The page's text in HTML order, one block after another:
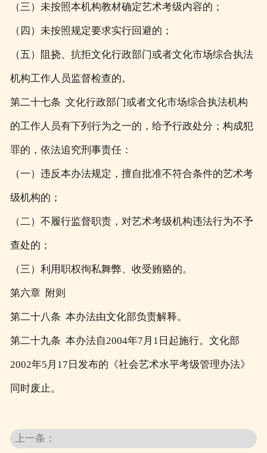
（三）未按照本机构教材确定艺术考级内容的；
（四）未按照规定要求实行回避的；
（五）阻挠、抗拒文化行政部门或者文化市场综合执法
机构工作人员监督检查的。
第二十七条 文化行政部门或者文化市场综合执法机构
的工作人员有下列行为之一的，给予行政处分；构成犯
罪的，依法追究刑事责任：
（一）违反本办法规定，擅自批准不符合条件的艺术考
级机构的；
（二）不履行监督职责，对艺术考级机构违法行为不予
查处的；
（三）利用职权徇私舞弊、收受贿赂的。
第六章 附则
第二十八条 本办法由文化部负责解释。
第二十九条 本办法自2004年7月1日起施行。文化部
2002年5月17日发布的《社会艺术水平考级管理办法》
同时废止。
上一条：